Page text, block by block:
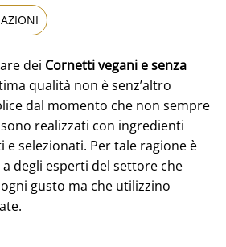
dei Cornetti vegani e senza
qualità non è senz’altro
dal momento che non sempre
realizzati con ingredienti
e selezionati. Per tale ragione è
degli esperti del settore che
gusto ma che utilizzino